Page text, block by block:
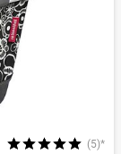
(5)*